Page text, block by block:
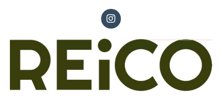
I
n
t
a
g